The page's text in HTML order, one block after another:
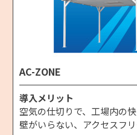
AC-ZONE
導入メリット
空気の仕切りで、工場内の
壁がいらない、アクセスフリ